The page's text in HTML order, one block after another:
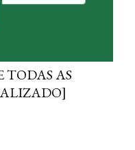
TODAS AS